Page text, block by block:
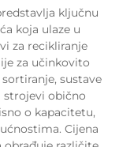
ključnu
koja ulaze u
za recikliranje
za učinkovito
sustave
strojevi obično
o kapacitetu,
Cijena